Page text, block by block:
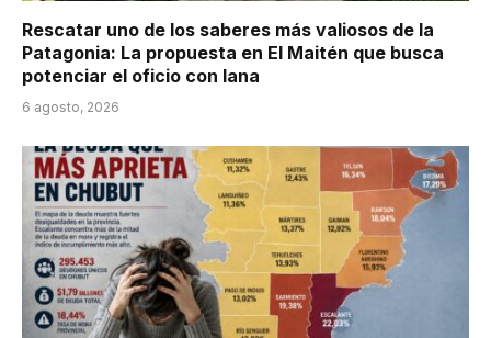
Rescatar uno de los saberes más valiosos de la
Patagonia: La propuesta en El Maitén que busca
potenciar el oficio con lana
6 agosto, 2026